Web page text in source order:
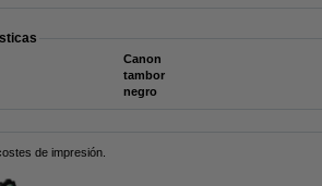
Canon
tambor
negro
de impresión.